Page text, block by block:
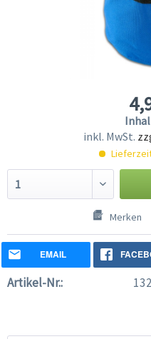
inkl. MwSt.
Merken
EMAIL
Artikel-Nr.: